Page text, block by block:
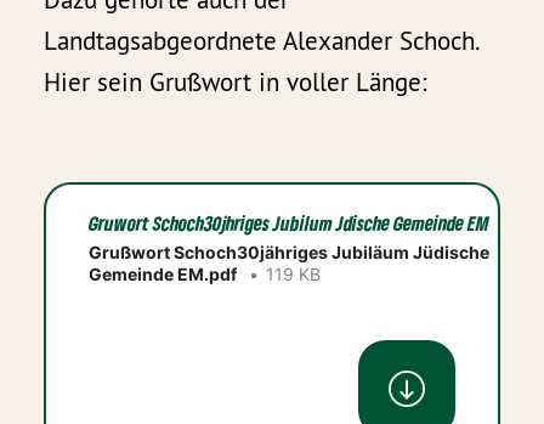
Landtagsabgeordnete Alexander Schoch.
Hier sein Grußwort in voller Länge:
Gruwort Schoch30jhriges Jubilum Jdische Gemeinde EM
Grußwort Schoch30jähriges Jubiläum Jüdische
Gemeinde EM.pdf
119 KB